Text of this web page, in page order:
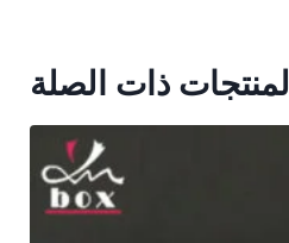
المنتجات ذات الصلة